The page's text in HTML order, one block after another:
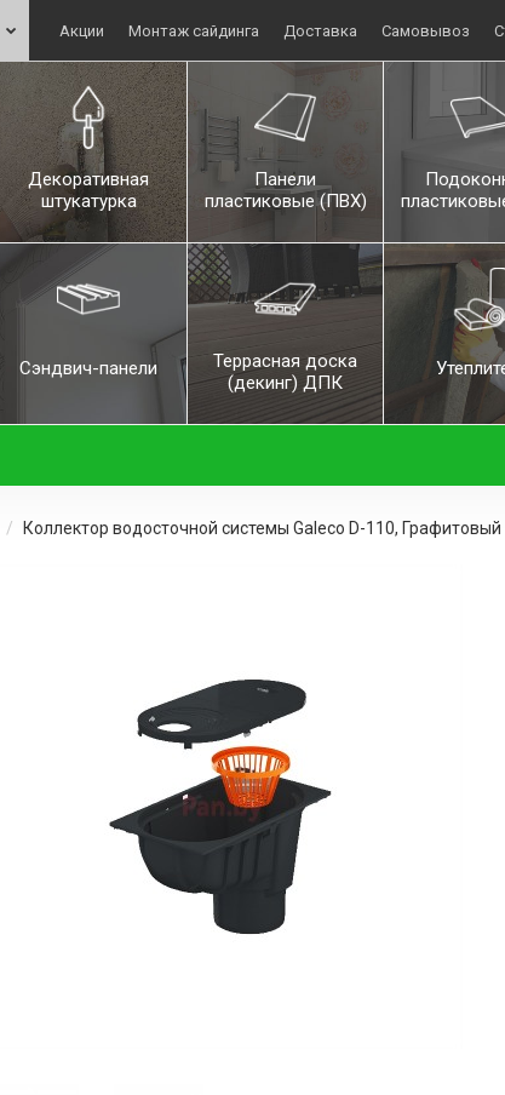
Акции Монтаж сайдинга Доставка Самовывоз
Декоративная
штукатурка
Панели
пластиковые (ПВХ)
Сэндвич-панели
Террасная доска
(декинг) ДПК
Коллектор водосточной системы Galeco D-110, Графитовый